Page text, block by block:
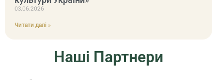
03.06.2026
Читати далі »
Наші Партнери